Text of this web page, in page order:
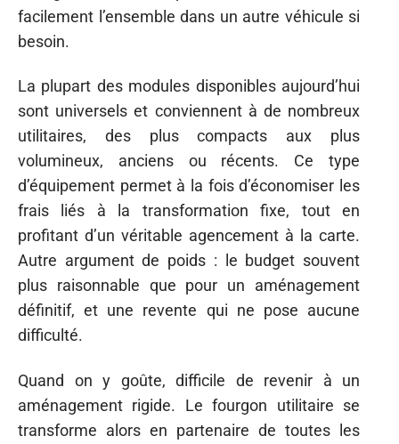
facilement l’ensemble dans un autre véhicule si
besoin.
La plupart des modules disponibles aujourd’hui
sont universels et conviennent à de nombreux
utilitaires, des plus compacts aux plus
volumineux, anciens ou récents. Ce type
d’équipement permet à la fois d’économiser les
frais liés à la transformation fixe, tout en
profitant d’un véritable agencement à la carte.
Autre argument de poids : le budget souvent
plus raisonnable que pour un aménagement
définitif, et une revente qui ne pose aucune
difficulté.
Quand on y goûte, difficile de revenir à un
aménagement rigide. Le fourgon utilitaire se
transforme alors en partenaire de toutes les